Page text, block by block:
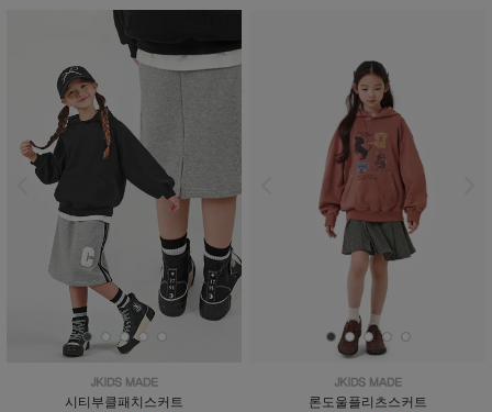
시티부클패치스커트 론도울플리츠스커트